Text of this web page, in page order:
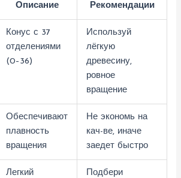
Описание Рекомендации
Конус с 37
отделениями
(0–36)
Используй
лёгкую
древесину,
ровное
вращение
Обеспечивают
плавность
вращения
Не экономь на
кач-ве, иначе
заедет быстро
Легкий
Подбери